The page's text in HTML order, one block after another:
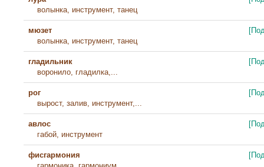
волынка, инструмент, танец
мюзет
волынка, инструмент, танец
гладильник
воронило, гладилка,...
рог
вырост, залив, инструмент,...
авлос
габой, инструмент
фисгармония